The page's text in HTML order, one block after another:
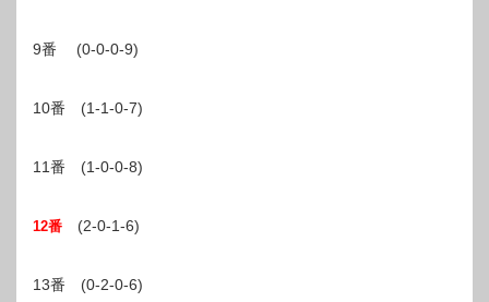
9番 (0-0-0-9)
10番 (1-1-0-7)
11番 (1-0-0-8)
12番 (2-0-1-6)
13番 (0-2-0-6)